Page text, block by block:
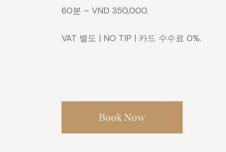
60분 – VND 350,000.
VAT 별도 | NO TIP | 카드 수수료 0%.
Book Now